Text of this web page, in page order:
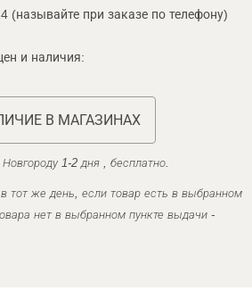
(называйте при заказе по телефону)
и наличия:
В МАГАЗИНАХ
1-2 дня , бесплатно.
тот же день, если товар есть в выбранном
нет в выбранном пункте выдачи -